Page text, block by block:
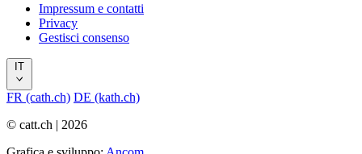
Impressum e contatti
Privacy
Gestisci consenso
IT
FR (cath.ch) DE (kath.ch)
© catt.ch | 2026